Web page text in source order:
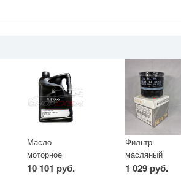
Масло
моторное
Mazda Original
10 101 руб.
Фильтр
масляный
Mazda СХ-5
1 029 руб.